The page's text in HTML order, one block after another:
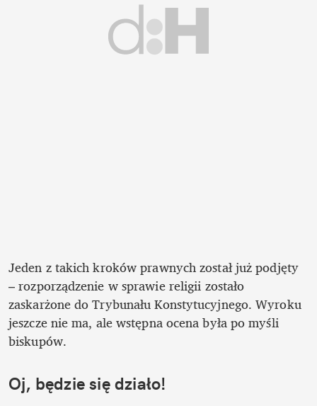
Jeden z takich kroków prawnych został już podjęty
– rozporządzenie w sprawie religii zostało
zaskarżone do Trybunału Konstytucyjnego. Wyroku
jeszcze nie ma, ale wstępna ocena była po myśli
biskupów.
Oj, będzie się działo!